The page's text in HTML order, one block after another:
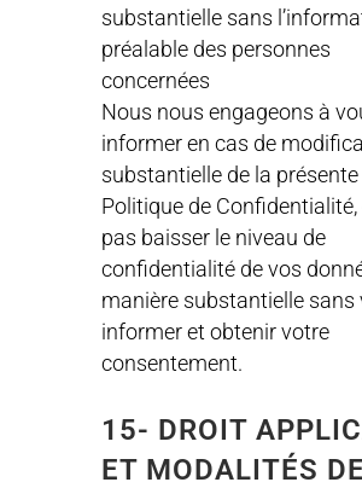
substantielle sans
préalable des personnes
concernées
Nous nous engageons à
informer en cas de
substantielle de la présente
Politique de Confidentialité,
pas baisser le niveau de
confidentialité de vos
manière substantielle sans
informer et obtenir votre
consentement.
15- DROIT
ET MODALITÉS DE